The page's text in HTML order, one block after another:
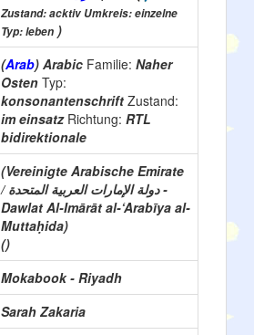
Zustand: acktiv Umkreis: einzelne
Typ: leben )
(Arab) Arabic Familie: Naher
Osten Typ:
konsonantenschrift Zustand:
im einsatz Richtung: RTL
bidirektionale
(Vereinigte Arabische Emirate
/ دولة الإمارات العربية المتحدة -
Dawlat Al-Imārāt al-‘Arabīya al-
Muttaḥida)
()
Mokabook - Riyadh
Sarah Zakaria